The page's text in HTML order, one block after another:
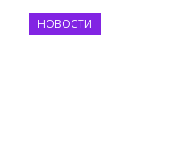
НОВОСТИ